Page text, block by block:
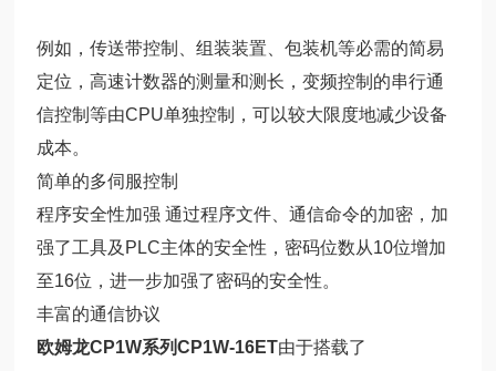
例如，传送带控制、组装装置、包装机等必需的简易
定位，高速计数器的测量和测长，变频控制的串行通
信控制等由CPU单独控制，可以较大限度地减少设备
成本。
简单的多伺服控制
程序安全性加强 通过程序文件、通信命令的加密，加
强了工具及PLC主体的安全性，密码位数从10位增加
至16位，进一步加强了密码的安全性。
丰富的通信协议
欧姆龙CP1W系列CP1W-16ET由于搭载了